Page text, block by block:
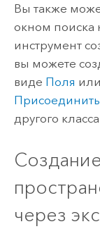
Вы также
окном поиска
инструмент
вы можете
виде Поля
Присоединить
другого
через